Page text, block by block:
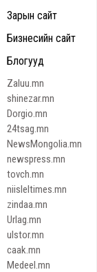
Зарын сайт
Бизнесийн сайт
Блогууд
Zaluu.mn
shinezar.mn
Dorgio.mn
24tsag.mn
NewsMongolia.mn
newspress.mn
tovch.mn
niisleltimes.mn
zindaa.mn
Urlag.mn
ulstor.mn
caak.mn
Medeel.mn